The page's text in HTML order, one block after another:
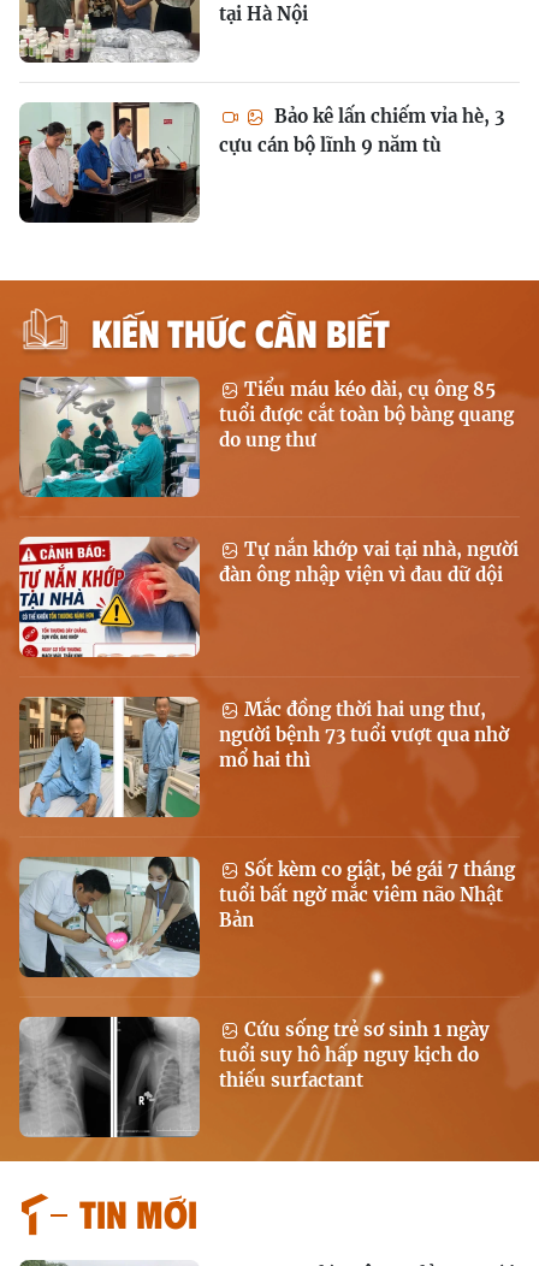
tại Hà Nội
Bảo kê lấn chiếm vỉa hè, 3
cựu cán bộ lĩnh 9 năm tù
KIẾN THỨC CẦN BIẾT
Tiểu máu kéo dài, cụ ông 85
tuổi được cắt toàn bộ bàng quang
do ung thư
Tự nắn khớp vai tại nhà, người
đàn ông nhập viện vì đau dữ dội
Mắc đồng thời hai ung thư,
người bệnh 73 tuổi vượt qua nhờ
mổ hai thì
Sốt kèm co giật, bé gái 7 tháng
tuổi bất ngờ mắc viêm não Nhật
Bản
Cứu sống trẻ sơ sinh 1 ngày
tuổi suy hô hấp nguy kịch do
thiếu surfactant
Tin mới